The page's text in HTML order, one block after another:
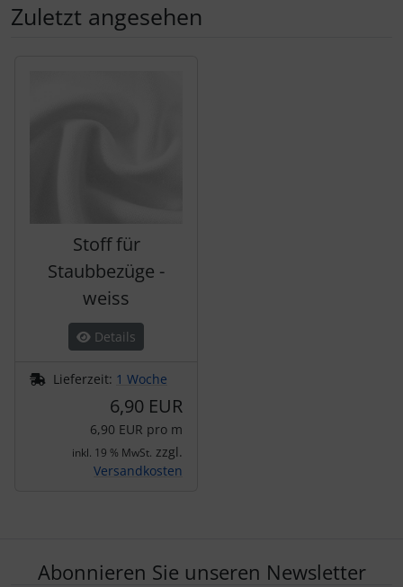
Zuletzt angesehen
Stoff für
Staubbezüge -
weiss
Details
Lieferzeit: 1 Woche
6,90 EUR
6,90 EUR pro m
inkl. 19 % MwSt. zzgl.
Versandkosten
Abonnieren Sie unseren Newsletter